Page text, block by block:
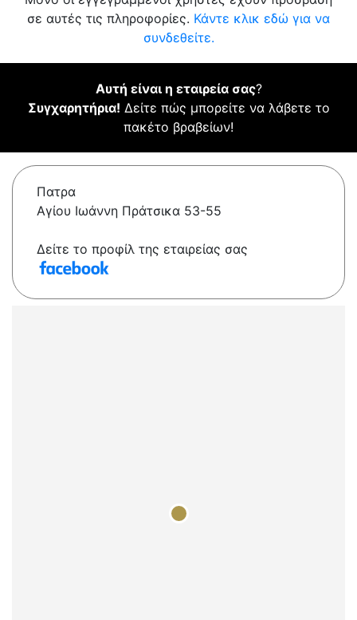
σε αυτές τις πληροφορίες. Κάντε κλικ εδώ για να
συνδεθείτε.
Αυτή είναι η εταιρεία σας?
Συγχαρητήρια! Δείτε πώς μπορείτε να λάβετε το
πακέτο βραβείων!
Πατρα
Αγίου Ιωάννη Πράτσικα 53-55
Δείτε το προφίλ της εταιρείας σας